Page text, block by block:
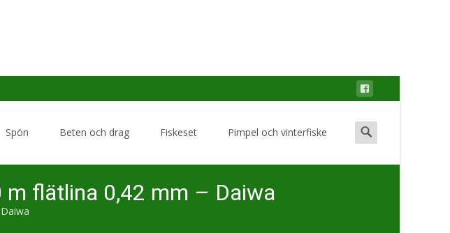
Spön Beten och drag Fiskeset Pimpel och vinterfiske
Search
for:
flätlina 0,42 mm – Daiwa